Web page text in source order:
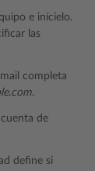
e inícielo.
las
completa
.
de
define si